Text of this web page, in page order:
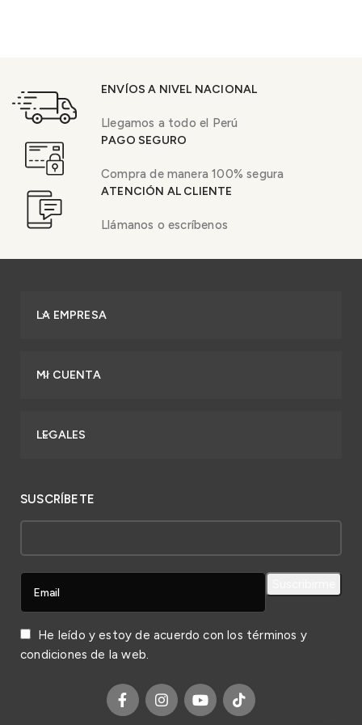
ENVÍOS A NIVEL NACIONAL
Llegamos a todo el Perú
PAGO SEGURO
Compra de manera 100% segura
ATENCIÓN AL CLIENTE
Llámanos o escríbenos
LA EMPRESA
MI CUENTA
LEGALES
SUSCRÍBETE
He leído y estoy de acuerdo con los términos y
condiciones de la web.